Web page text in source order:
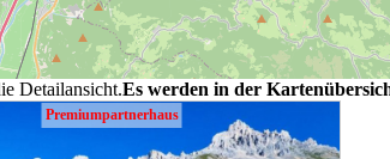
Detailansicht.Es werden in der
Premiumpartnerhaus